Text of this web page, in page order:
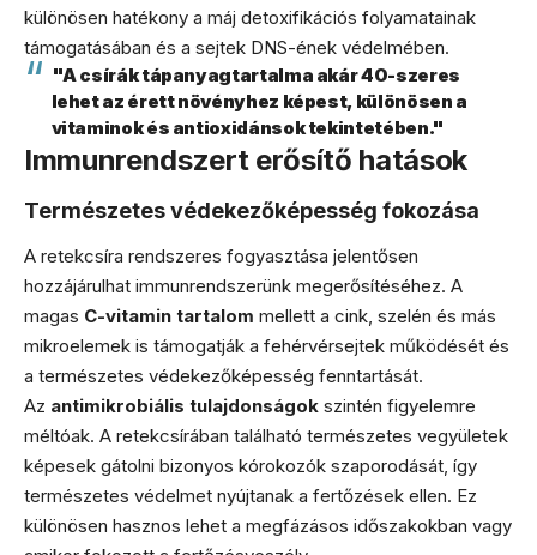
különösen hatékony a máj detoxifikációs folyamatainak
támogatásában és a sejtek DNS-ének védelmében.
"A csírák tápanyagtartalma akár 40-szeres
lehet az érett növényhez képest, különösen a
vitaminok és antioxidánsok tekintetében."
Immunrendszert erősítő hatások
Természetes védekezőképesség fokozása
A retekcsíra rendszeres fogyasztása jelentősen
hozzájárulhat immunrendszerünk megerősítéséhez. A
magas C-vitamin tartalom mellett a cink, szelén és más
mikroelemek is támogatják a fehérvérsejtek működését és
a természetes védekezőképesség fenntartását.
Az antimikrobiális tulajdonságok szintén figyelemre
méltóak. A retekcsírában található természetes vegyületek
képesek gátolni bizonyos kórokozók szaporodását, így
természetes védelmet nyújtanak a fertőzések ellen. Ez
különösen hasznos lehet a megfázásos időszakokban vagy